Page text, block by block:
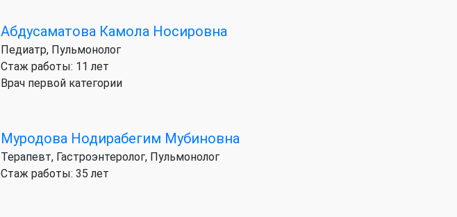
Абдусаматова Камола Носировна
Педиатр, Пульмонолог
Стаж работы: 11 лет
Врач первой категории
Муродова Нодирабегим Мубиновна
Терапевт, Гастроэнтеролог, Пульмонолог
Стаж работы: 35 лет